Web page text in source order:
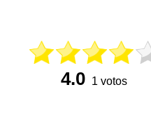
4.0 1 votos